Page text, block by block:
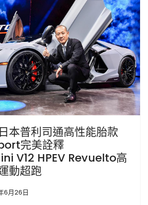
本普利司通高性能胎款
完美詮釋
V12 HPEV Revuelto高
動超跑
6月26日